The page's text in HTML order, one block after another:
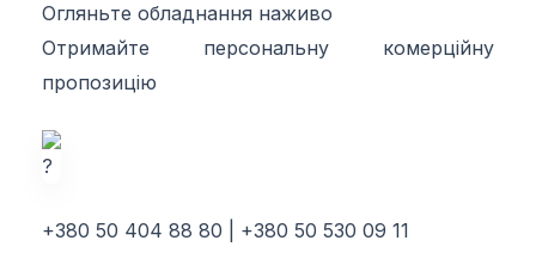
Огляньте обладнання наживо
Отримайте персональну комерційну
пропозицію
+380 50 404 88 80 | +380 50 530 09 11